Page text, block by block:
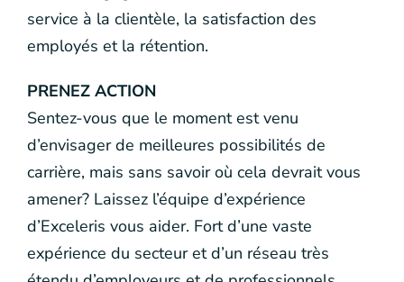
service à la clientèle, la satisfaction des
employés et la rétention.
PRENEZ ACTION
Sentez-vous que le moment est venu
d’envisager de meilleures possibilités de
carrière, mais sans savoir où cela devrait vous
amener? Laissez l’équipe d’expérience
d’Exceleris vous aider. Fort d’une vaste
expérience du secteur et d’un réseau très